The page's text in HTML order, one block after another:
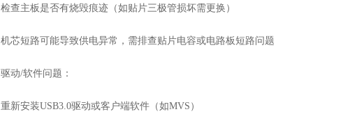
检查主板是否有烧毁痕迹（如贴片三极管损坏需更换）‌
机芯短路可能导致供电异常，需排查贴片电容或电路板短路问题‌
‌驱动/软件问题‌：
重新安装USB3.0驱动或客户端软件（如MVS）‌